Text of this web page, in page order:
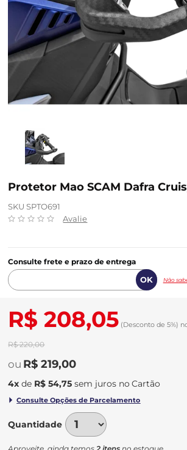
Protetor Mao SCAM Dafra
SKU SPTO691
Avalie
Consulte frete e prazo de entrega
Não
R$ 208,05 (Desconto de 5%)
R$ 220,00
R$ 219,00
4x de R$ 54,75 sem juros no
Quantidade